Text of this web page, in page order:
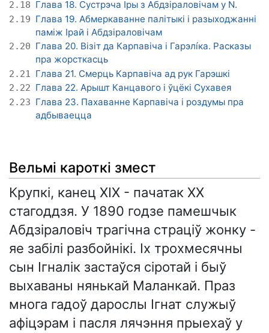
2.18 Глава 18. Сустрэча Іры з Абдзіраловічам у N.
2.19 Глава 19. Абмеркаванне палітыкі і разыходжанні
паміж Ірай і Абдзіраловічам
2.20 Глава 20. Візіт да Карпавіча і Гарэлíка. Расказы
пра жорсткасць
2.21 Глава 21. Смерць Карпавіча ад рук Гарэшкі
2.22 Глава 22. Арышт Канцавого і ўцёкі Сухавея
2.23 Глава 23. Пахаванне Карпавіча і роздумы пра
адбываецца
Вельмі кароткі змест
Крупкі, канец XIX - пачатак XX
стагоддзя. У 1890 годзе памешчык
Абдзіраловіч трагічна страціў жонку -
яе забілі разбойнікі. Іх трохмесячны
сын Ігналік застаўся сіротай і быў
выхаваны нянькай Маланкай. Праз
многа гадоў дарослы Ігнат служыў
афіцэрам і пасля лячэння прыехаў у